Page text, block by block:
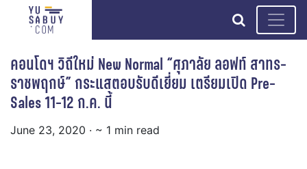
search
คอนโดฯ วิถีใหม่ New Normal “ศุภาลัย ลอฟท์ สาทร-
ราชพฤกษ์” กระแสตอบรับดีเยี่ยม เตรียมเปิด Pre-
Sales 11-12 ก.ค. นี้
June 23, 2020 · ~ 1 min read